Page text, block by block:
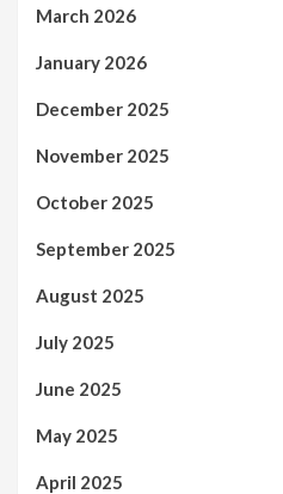
March 2026
January 2026
December 2025
November 2025
October 2025
September 2025
August 2025
July 2025
June 2025
May 2025
April 2025